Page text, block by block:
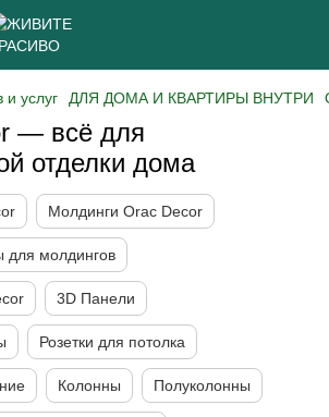
и услуг ДЛЯ ДОМА И КВАРТИРЫ ВНУТРИ
— всё для
отделки дома
Молдинги Orac Decor
для молдингов
3D Панели
Розетки для потолка
Колонны Полуколонны